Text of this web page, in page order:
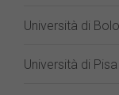
Università di
Università di Pisa